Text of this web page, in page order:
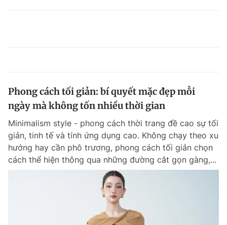
Phong cách tối giản: bí quyết mặc đẹp mỗi
ngày mà không tốn nhiều thời gian
Minimalism style - phong cách thời trang đề cao sự tối
giản, tinh tế và tính ứng dụng cao. Không chạy theo xu
hướng hay cần phô trương, phong cách tối giản chọn
cách thể hiện thông qua những đường cắt gọn gàng,...